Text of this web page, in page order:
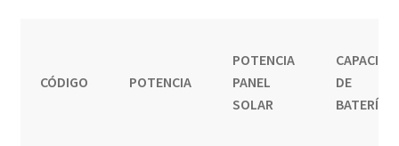
CÓDIGO POTENCIA
POTENCIA
PANEL
SOLAR
DE
BATERÍA